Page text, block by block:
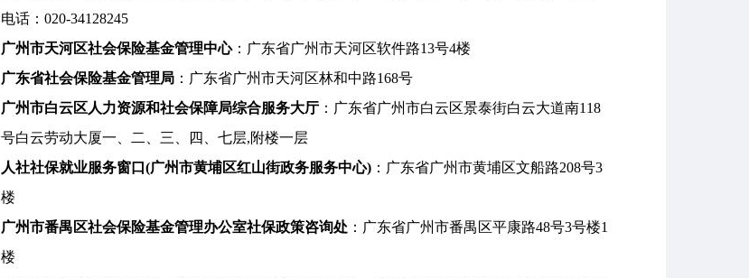
电话：020-34128245
广州市天河区社会保险基金管理中心：广东省广州市天河区软件路13号4楼
广东省社会保险基金管理局 ：广东省广州市天河区林和中路168号
广州市白云区人力资源和社会保障局综合服务大厅 ：广东省广州市白云区景泰街白云大道南118
号白云劳动大厦一、二、三、四、七层,附楼一层
人社社保就业服务窗口(广州市黄埔区红山街政务服务中心) ：广东省广州市黄埔区文船路208号3
楼
广州市番禺区社会保险基金管理办公室社保政策咨询处 ：广东省广州市番禺区平康路48号3号楼1
楼